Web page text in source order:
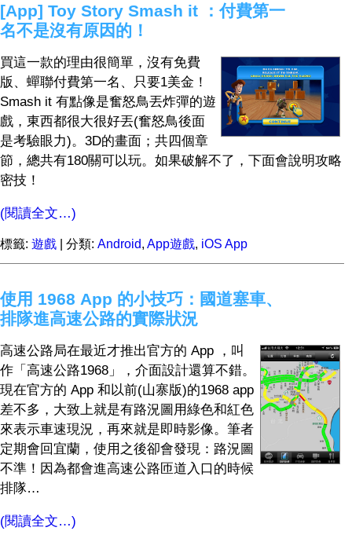
[App] Toy Story Smash it ：付費第一
名不是沒有原因的！
買這一款的理由很簡單，沒有免費
版、蟬聯付費第一名、只要1美金！
Smash it 有點像是奮怒鳥丟炸彈的遊
戲，東西都很大很好丟(奮怒鳥後面
是考驗眼力)。3D的畫面；共四個章
節，總共有180關可以玩。如果破解不了，下面會說明攻略
密技！
(閱讀全文…)
標籤: 遊戲 | 分類: Android, App遊戲, iOS App
使用 1968 App 的小技巧：國道塞車、
排隊進高速公路的實際狀況
高速公路局在最近才推出官方的 App ，叫
作「高速公路1968」，介面設計還算不錯。
現在官方的 App 和以前(山寨版)的1968 app
差不多，大致上就是有路況圖用綠色和紅色
來表示車速現況，再來就是即時影像。筆者
定期會回宜蘭，使用之後卻會發現：路況圖
不準！因為都會進高速公路匝道入口的時候
排隊…
(閱讀全文…)